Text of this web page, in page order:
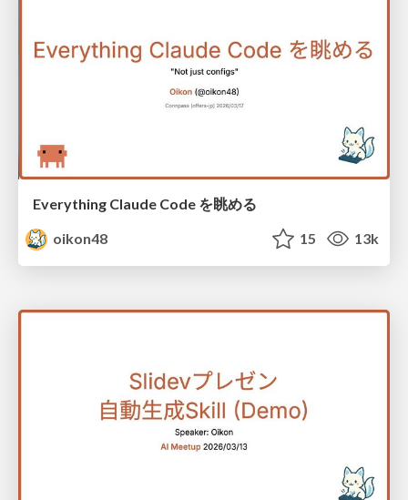
Everything Claude Code を眺める
oikon48
15 13k